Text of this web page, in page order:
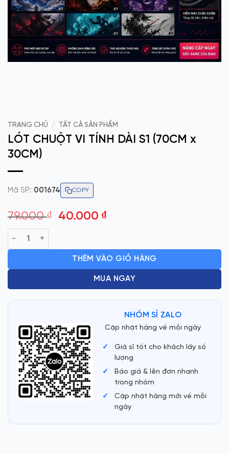
TRANG CHỦ / TẤT CẢ SẢN PHẨM
LÓT CHUỘT VI TÍNH DÀI S1 (70CM x
30CM)
Mã SP: 001674 COPY
79.000₫
Giá
79.000 ₫.
40.000₫Giá
là:
40.000 ₫.
LÓT CHUỘT VI TÍNH DÀI S1 (70CM x 30CM) số lượng
THÊM VÀO GIỎ HÀNG
MUA NGAY
NHÓM SỈ ZALO
Cập nhật hàng về mỗi ngày
Giá sỉ tốt cho khách lấy số
lượng
Báo giá & lên đơn nhanh
trong nhóm
Cập nhật hàng mới về mỗi
ngày